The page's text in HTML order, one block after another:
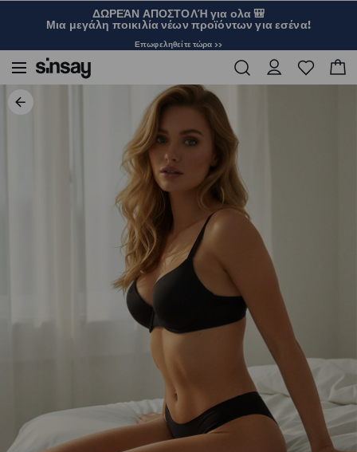
ΔΩΡΕΆΝ ΑΠΟΣΤΟΛΉ για ολα 🎒
Μια μεγάλη ποικιλία νέων προϊόντων για εσένα!
Επωφεληθείτε τώρα >>